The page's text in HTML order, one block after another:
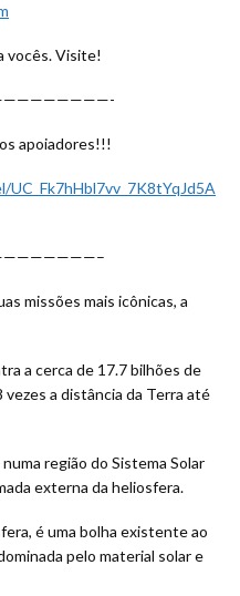
vocês. Visite!
apoiadores!!!
missões mais icônicas, a
a cerca de 17.7 bilhões de
a distância da Terra até
região do Sistema Solar
externa da heliosfera.
é uma bolha existente ao
pelo material solar e